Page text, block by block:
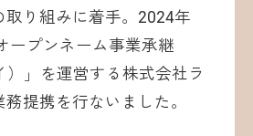
取り組みに着手。2024年
ープンネーム事業承継
）」を運営する株式会社ラ
提携を行ないました。